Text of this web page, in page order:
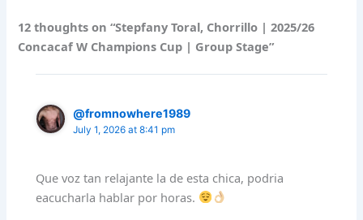
12 thoughts on “Stepfany Toral, Chorrillo | 2025/26
Concacaf W Champions Cup | Group Stage”
@fromnowhere1989
July 1, 2026 at 8:41 pm
Que voz tan relajante la de esta chica, podria
eacucharla hablar por horas.